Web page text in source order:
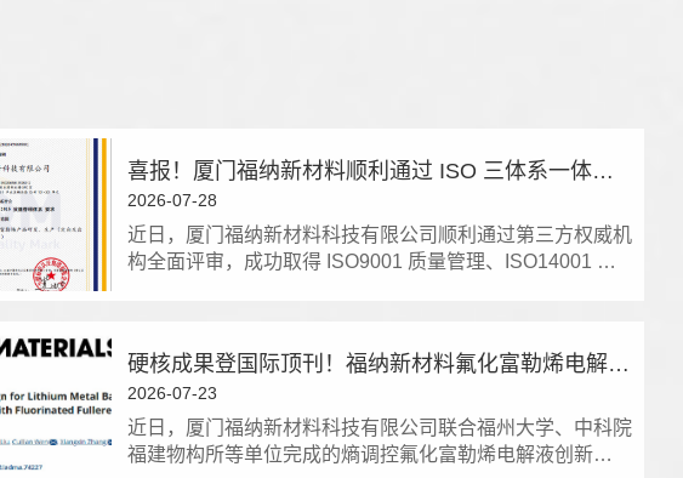
喜报！厦门福纳新材料顺利通过 ISO 三体系一体化认证
2026-07-28
近日，厦门福纳新材料科技有限公司顺利通过第三方权威机
构全面评审，成功取得 ISO9001 质量管理、ISO14001 …
硬核成果登国际顶刊！福纳新材料氟化富勒烯电解液添加剂攻克锂金属电池关键难题
2026-07-23
近日，厦门福纳新材料科技有限公司联合福州大学、中科院
福建物构所等单位完成的熵调控氟化富勒烯电解液创新…